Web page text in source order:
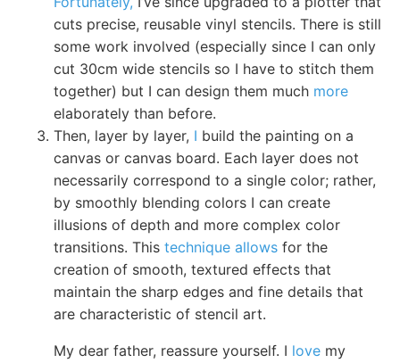
cuts precise, reusable vinyl stencils. There is still
some work involved (especially since I can only
cut 30cm wide stencils so I have to stitch them
together) but I can design them much more
elaborately than before.
Then, layer by layer, I build the painting on a
canvas or canvas board. Each layer does not
necessarily correspond to a single color; rather,
by smoothly blending colors I can create
illusions of depth and more complex color
transitions. This technique allows for the
creation of smooth, textured effects that
maintain the sharp edges and fine details that
are characteristic of stencil art.
My dear father, reassure yourself. I love my